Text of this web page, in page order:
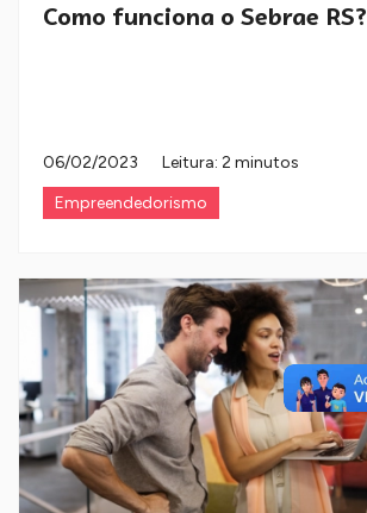
Como funciona o Sebrae RS?
06/02/2023
Leitura: 2 minutos
Empreendedorismo